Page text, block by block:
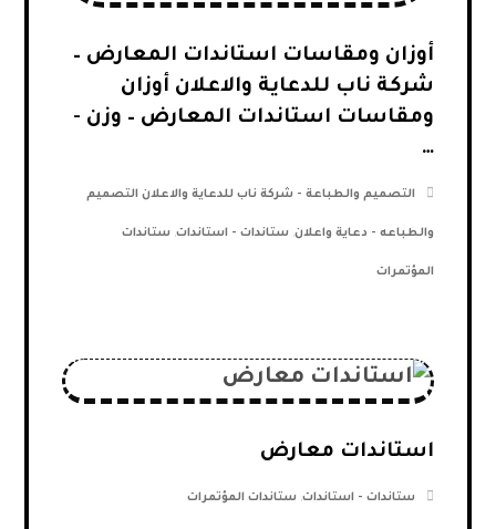
أوزان ومقاسات استاندات المعارض –
شركة ناب للدعاية والاعلان أوزان
ومقاسات استاندات المعارض – وزن -
…
التصميم والطباعة - شركة ناب للدعاية والاعلان التصميم
والطباعه - دعاية واعلان, ستاندات - استاندات, ستاندات
المؤتمرات
استاندات معارض
ستاندات - استاندات, ستاندات المؤتمرات